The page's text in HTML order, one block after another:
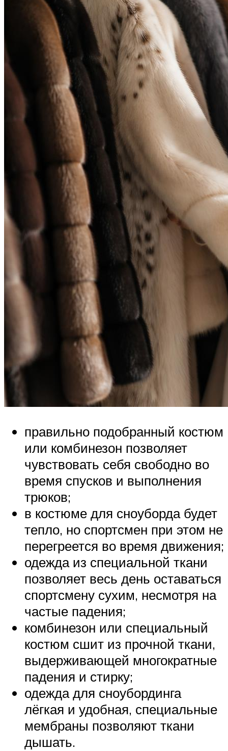
правильно подобранный костюм
или комбинезон позволяет
чувствовать себя свободно во
время спусков и выполнения
трюков;
в костюме для сноуборда будет
тепло, но спортсмен при этом не
перегреется во время движения;
одежда из специальной ткани
позволяет весь день оставаться
спортсмену сухим, несмотря на
частые падения;
комбинезон или специальный
костюм сшит из прочной ткани,
выдерживающей многократные
падения и стирку;
одежда для сноубординга
лёгкая и удобная, специальные
мембраны позволяют ткани
дышать.